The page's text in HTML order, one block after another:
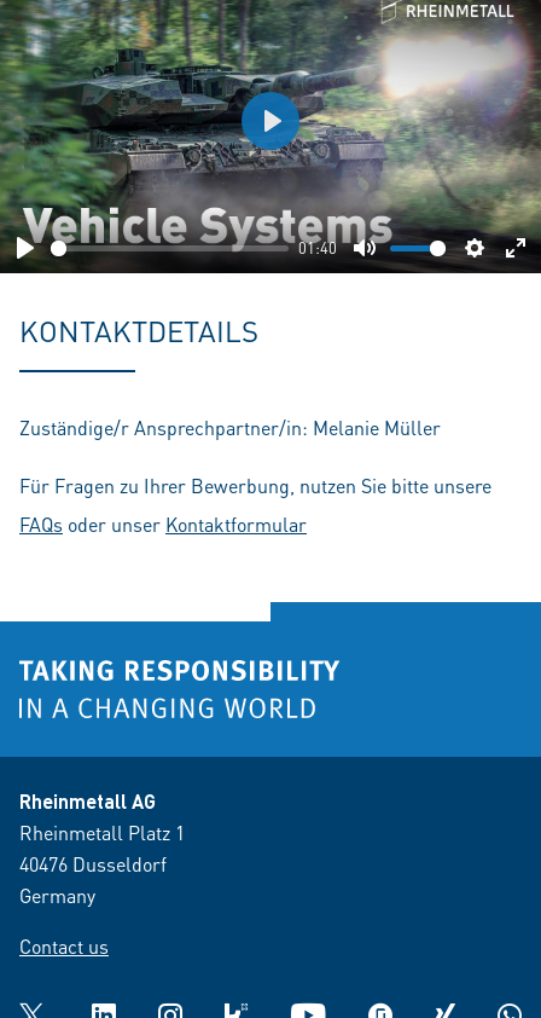
Play
01:40
Mute
Play
KONTAKTDETAILS
Zuständige/r Ansprechpartner/in: Melanie Müller
Für Fragen zu Ihrer Bewerbung, nutzen Sie bitte unsere
FAQs oder unser Kontaktformular
Rheinmetall AG
Rheinmetall Platz 1
40476 Dusseldorf
Germany
Contact us